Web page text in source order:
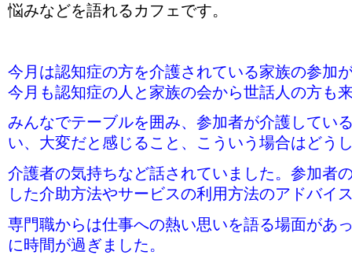
悩みなどを語れるカフェです。
今月は認知症の方を介護されている家族の参加
今月も認知症の人と家族の会から世話人の方も
みんなでテーブルを囲み、参加者が介護してい
い、大変だと感じること、こういう場合はどう
介護者の気持ちなど話されていました。参加者
した介助方法やサービスの利用方法のアドバイ
専門職からは仕事への熱い思いを語る場面があ
に時間が過ぎました。